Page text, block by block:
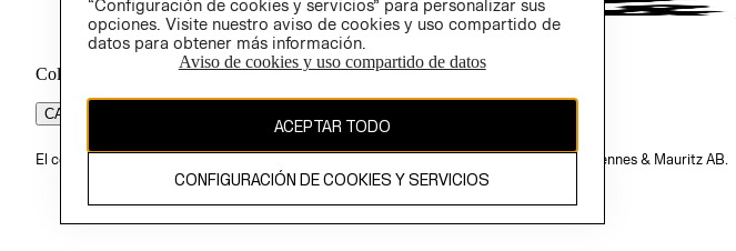
Colombia ($)
CAMBIAR REGIÓN
El contenido de esta página web está protegido por copyright y es propiedad de H&M Hennes & Mauritz AB.
“Configuración de cookies y servicios” para personalizar sus
opciones. Visite nuestro aviso de cookies y uso compartido de
datos para obtener más información.
Aviso de cookies y uso compartido de datos
ACEPTAR TODO
CONFIGURACIÓN DE COOKIES Y SERVICIOS